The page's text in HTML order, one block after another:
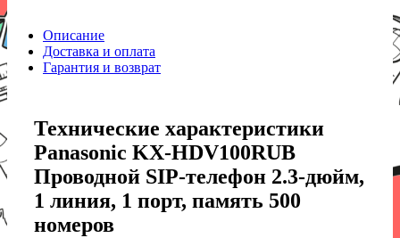
Описание
Доставка и оплата
Гарантия и возврат
Технические характеристики
Panasonic KX-HDV100RUB
Проводной SIP-телефон 2.3-дюйм,
1 линия, 1 порт, память 500
номеров